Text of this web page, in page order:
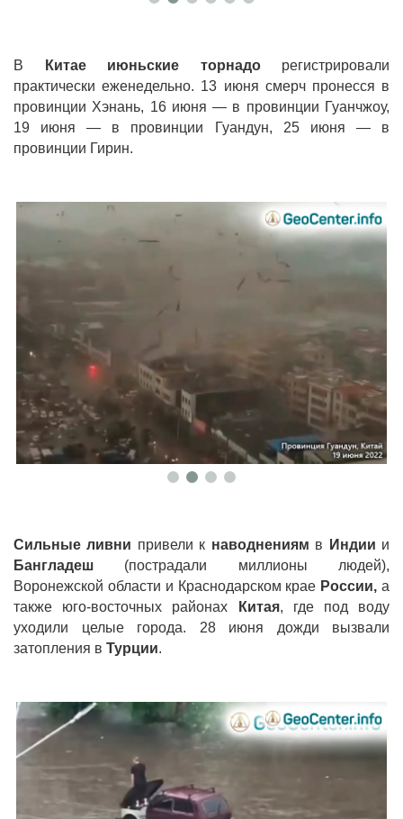
В Китае июньские торнадорегистрировали
практически еженедельно. 13 июня смерч пронесся в
провинции Хэнань, 16 июня — в провинции Гуанчжоу,
19 июня — в провинции Гуандун, 25 июня — в
провинции Гирин.
Сильные ливни привели к наводнениям в Индии и
Бангладеш (пострадали миллионы людей),
Воронежской области и Краснодарском крае России,а
также юго-восточных районах
Китая, где под воду
уходили целые города. 28 июня дожди вызвали
затопления в Турции.